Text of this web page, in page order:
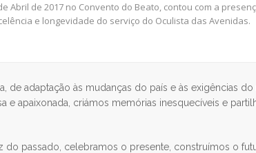
Abril de 2017 no Convento do Beato, contou com a
e longevidade do serviço do Oculista das Avenidas.
de adaptação às mudanças do país e às exigências
e apaixonada, criámos memórias inesquecíveis e
passado, celebramos o presente, construímos o